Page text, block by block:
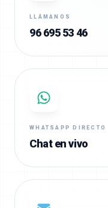
LLÁMANOS
96 695 53 46
WHATSAPP DIRECTO
Chat en vivo